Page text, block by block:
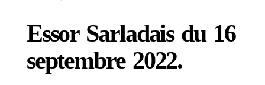
Essor Sarladais du 16
septembre 2022.